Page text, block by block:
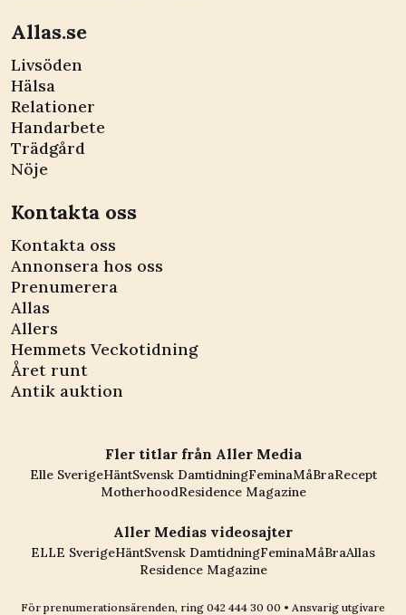
Allas.se
Livsöden
Hälsa
Relationer
Handarbete
Trädgård
Nöje
Kontakta oss
Kontakta oss
Annonsera hos oss
Prenumerera
Allas
Allers
Hemmets Veckotidning
Året runt
Antik auktion
Fler titlar från Aller Media
Elle SverigeHäntSvensk DamtidningFeminaMåBraRecept
MotherhoodResidence Magazine
Aller Medias videosajter
ELLE SverigeHäntSvensk DamtidningFeminaMåBraAllas
Residence Magazine
För prenumerationsärenden, ring 042 444 30 00 • Ansvarig utgivare